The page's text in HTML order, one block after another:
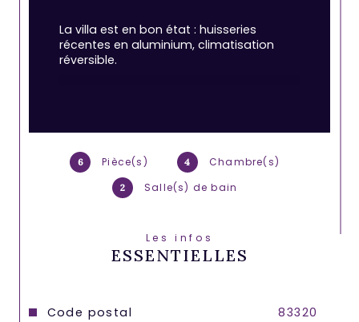
6 Pièce(s) 4 Chambre(s)
2 Salle(s) de bain
Les infos
ESSENTIELLES
Caractéristiques Valeurs
Code postal 83320
La villa est en bon état : huisseries
récentes en aluminium, climatisation
réversible.